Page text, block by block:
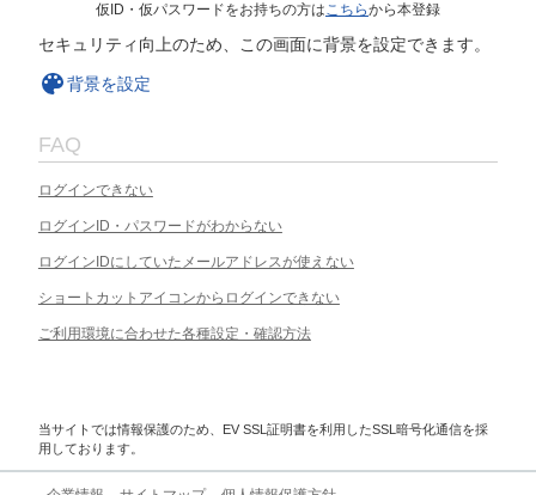
仮ID・仮パスワードをお持ちの方はこちらから本登録
セキュリティ向上のため、この画面に背景を設定できます。
背景を設定
FAQ
ログインできない
ログインID・パスワードがわからない
ログインIDにしていたメールアドレスが使えない
ショートカットアイコンからログインできない
ご利用環境に合わせた各種設定・確認方法
当サイトでは情報保護のため、EV SSL証明書を利用したSSL暗号化通信を採
用しております。